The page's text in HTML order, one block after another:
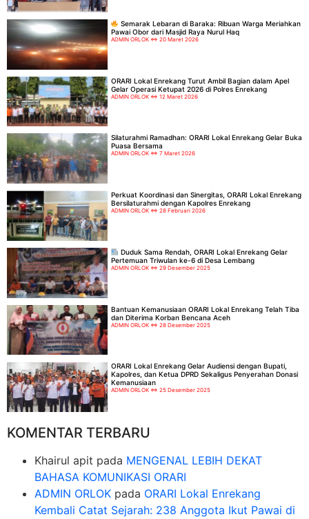
Semarak Lebaran di Baraka: Ribuan Warga Meriahkan
Pawai Obor dari Masjid Raya Nurul Haq
ADMIN ORLOK 20 Maret 2026
ORARI Lokal Enrekang Turut Ambil Bagian dalam Apel
Gelar Operasi Ketupat 2026 di Polres Enrekang
ADMIN ORLOK 12 Maret 2026
Silaturahmi Ramadhan: ORARI Lokal Enrekang Gelar Buka
Puasa Bersama
ADMIN ORLOK 7 Maret 2026
Perkuat Koordinasi dan Sinergitas, ORARI Lokal Enrekang
Bersilaturahmi dengan Kapolres Enrekang
ADMIN ORLOK 28 Februari 2026
Duduk Sama Rendah, ORARI Lokal Enrekang Gelar
Pertemuan Triwulan ke-6 di Desa Lembang
ADMIN ORLOK 29 Desember 2025
Bantuan Kemanusiaan ORARI Lokal Enrekang Telah Tiba
dan Diterima Korban Bencana Aceh
ADMIN ORLOK 28 Desember 2025
ORARI Lokal Enrekang Gelar Audiensi dengan Bupati,
Kapolres, dan Ketua DPRD Sekaligus Penyerahan Donasi
Kemanusiaan
ADMIN ORLOK 25 Desember 2025
KOMENTAR TERBARU
Khairul apit pada MENGENAL LEBIH DEKAT
BAHASA KOMUNIKASI ORARI
ADMIN ORLOK pada ORARI Lokal Enrekang
Kembali Catat Sejarah: 238 Anggota Ikut Pawai di